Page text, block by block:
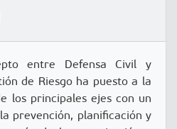
entre Defensa Civil y
de Riesgo ha puesto a la
los principales ejes con un
prevención, planificación y